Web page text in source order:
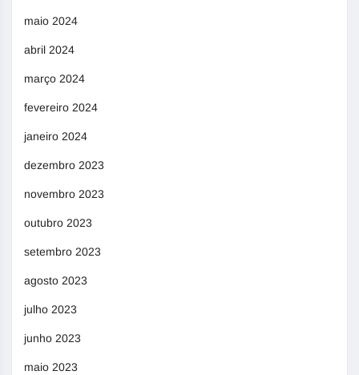
maio 2024
abril 2024
março 2024
fevereiro 2024
janeiro 2024
dezembro 2023
novembro 2023
outubro 2023
setembro 2023
agosto 2023
julho 2023
junho 2023
maio 2023